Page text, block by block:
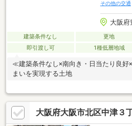
その他の交通
大阪府
建築条件なし 更地
即引渡し可
1種低層地域
≪建築条件なし×南向き・日当たり良
まいを実現する土地
大阪府大阪市北区中津３